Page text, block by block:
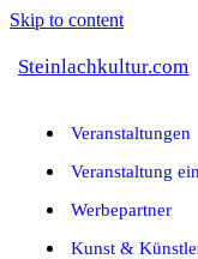
Skip to content
Steinlachkultur.com
Veranstaltungen
Veranstaltung
Werbepartner
Kunst &